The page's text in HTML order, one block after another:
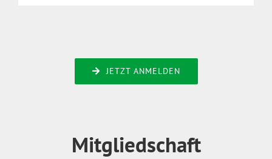
JETZT ANMELDEN
Mitgliedschaft